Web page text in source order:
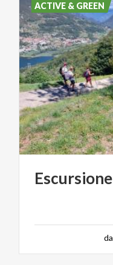
Escursione
da
ACTIVE & GREEN